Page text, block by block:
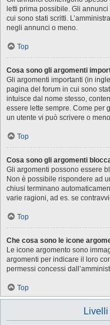
letti prima possibile. Gli
cui sono stati scritti.
negli annunci o meno.
Top
Cosa sono gli argomenti
Gli argomenti importanti (in
pagina del forum in cui sono
intuisce dal nome stesso,
essere lette sempre. Come per
un utente vi può scrivere o
Top
Cosa sono gli argomenti
Gli argomenti possono essere
Non è possibile rispondere ad
chiusi terminano
varie ragioni, ad es. se
Top
Che cosa sono le icone
Le icone argomento sono
argomenti per indicare il loro
permessi concessi
Top